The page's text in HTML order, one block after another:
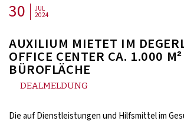
30 JUL
2024
AUXILIUM MIETET IM
OFFICE CENTER CA. 1.000 M²
BÜROFLÄCHE
DEALMELDUNG
Die auf Dienstleistungen und Hilfsmittel im